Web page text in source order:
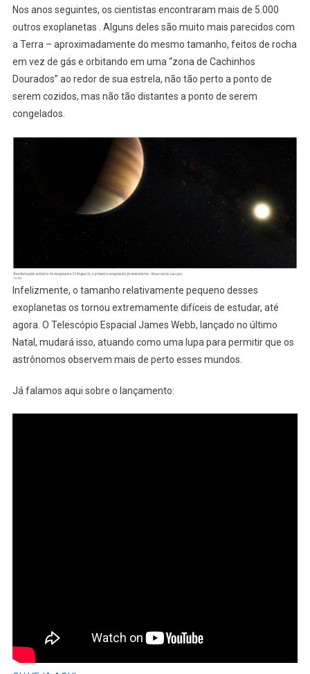
Nos anos seguintes, os cientistas encontraram mais de 5.000
outros exoplanetas . Alguns deles são muito mais parecidos com
a Terra – aproximadamente do mesmo tamanho, feitos de rocha
em vez de gás e orbitando em uma “zona de Cachinhos
Dourados” ao redor de sua estrela, não tão perto a ponto de
serem cozidos, mas não tão distantes a ponto de serem
congelados.
Infelizmente, o tamanho relativamente pequeno desses
exoplanetas os tornou extremamente difíceis de estudar, até
agora. O Telescópio Espacial James Webb, lançado no último
Natal, mudará isso, atuando como uma lupa para permitir que os
astrônomos observem mais de perto esses mundos.
Já falamos aqui sobre o lançamento: